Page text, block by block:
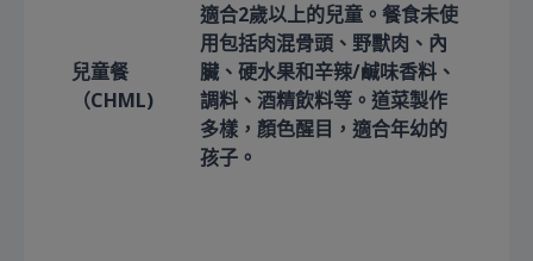
兒童餐
（CHML)
適合2歲以上的兒童。餐食未使
用包括肉混骨頭、野獸肉、內
臟、硬水果和辛辣/鹹味香料、
調料、酒精飲料等。道菜製作
多樣，顏色醒目，適合年幼的
孩子。